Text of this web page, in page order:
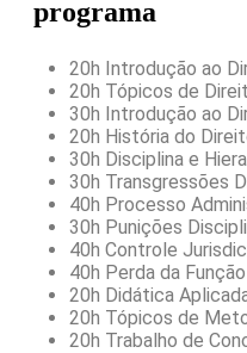
programa
20h Introdução ao
20h Tópicos de
30h Introdução ao
20h História do
30h Disciplina e
30h Transgressões
40h Processo
30h Punições
40h Controle
40h Perda da
20h Didática
20h Tópicos de
20h Trabalho de